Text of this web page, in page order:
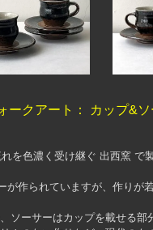
ークアート： カップ&
を色濃く受け継ぐ 出西窯 で
作られていますが、作りが
ソーサーはカップを載せる部